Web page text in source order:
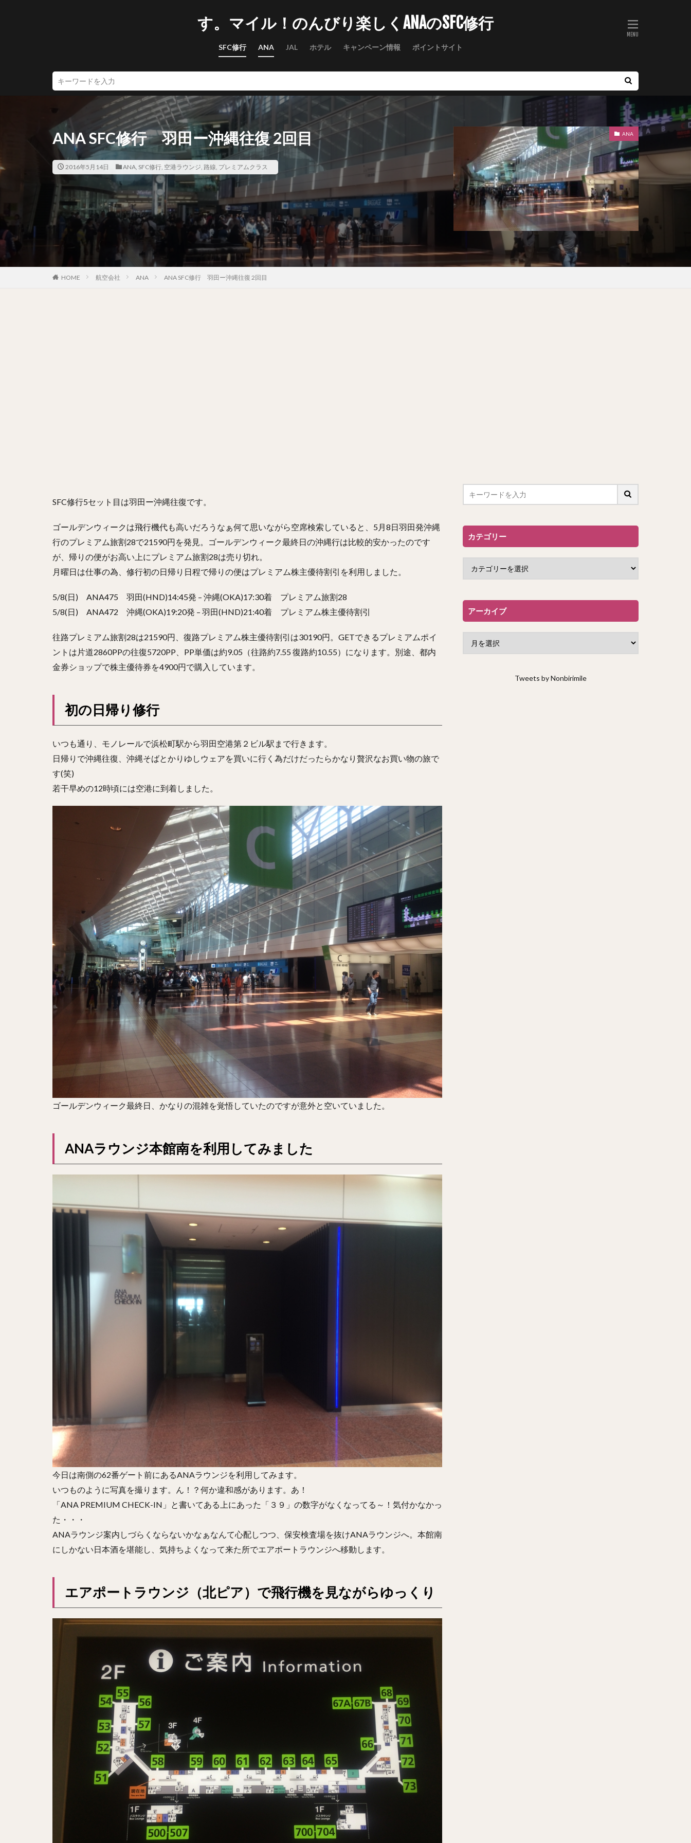
す。マイル！のんびり楽しくANAのSFC修行
SFC修行 ANA JAL ホテル キャンペーン情報 ポイントサイト
ANA SFC修行 羽田ー沖縄往復 2回目
2016年5月14日 ANA, SFC修行, 空港ラウンジ, 路線, プレミアムクラス
ANA
HOME 航空会社 ANA ANA SFC修行 羽田ー沖縄往復 2回目
SFC修行5セット目は羽田ー沖縄往復です。
ゴールデンウィークは飛行機代も高いだろうなぁ何て思いながら空席検索していると、5月8日羽田発沖縄
行のプレミアム旅割28で21590円を発見。ゴールデンウィーク最終日の沖縄行は比較的安かったのです
が、帰りの便がお高い上にプレミアム旅割28は売り切れ。
月曜日は仕事の為、修行初の日帰り日程で帰りの便はプレミアム株主優待割引を利用しました。
5/8(日) ANA475 羽田(HND)14:45発 – 沖縄(OKA)17:30着 プレミアム旅割28
5/8(日) ANA472 沖縄(OKA)19:20発 – 羽田(HND)21:40着 プレミアム株主優待割引
往路プレミアム旅割28は21590円、復路プレミアム株主優待割引は30190円。GETできるプレミアムポイ
ントは片道2860PPの往復5720PP、PP単価は約9.05（往路約7.55 復路約10.55）になります。別途、都内
金券ショップで株主優待券を4900円で購入しています。
初の日帰り修行
いつも通り、モノレールで浜松町駅から羽田空港第２ビル駅まで行きます。
日帰りで沖縄往復、沖縄そばとかりゆしウェアを買いに行く為だけだったらかなり贅沢なお買い物の旅で
す(笑)
若干早めの12時頃には空港に到着しました。
ゴールデンウィーク最終日、かなりの混雑を覚悟していたのですが意外と空いていました。
ANAラウンジ本館南を利用してみました
今日は南側の62番ゲート前にあるANAラウンジを利用してみます。
いつものように写真を撮ります。ん！？何か違和感があります。あ！
「ANA PREMIUM CHECK-IN」と書いてある上にあった「３９」の数字がなくなってる～！気付かなかっ
た・・・
ANAラウンジ案内しづらくならないかなぁなんて心配しつつ、保安検査場を抜けANAラウンジへ。本館南
にしかない日本酒を堪能し、気持ちよくなって来た所でエアポートラウンジへ移動します。
エアポートラウンジ（北ピア）で飛行機を見ながらゆっくり
カテゴリー
アーカイブ
Tweets by Nonbirimile